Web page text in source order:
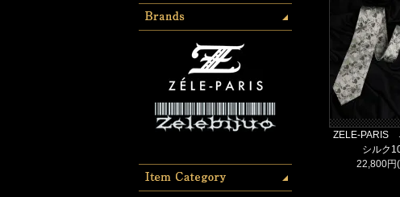
ZELE-PARIS
シルク
22,800円